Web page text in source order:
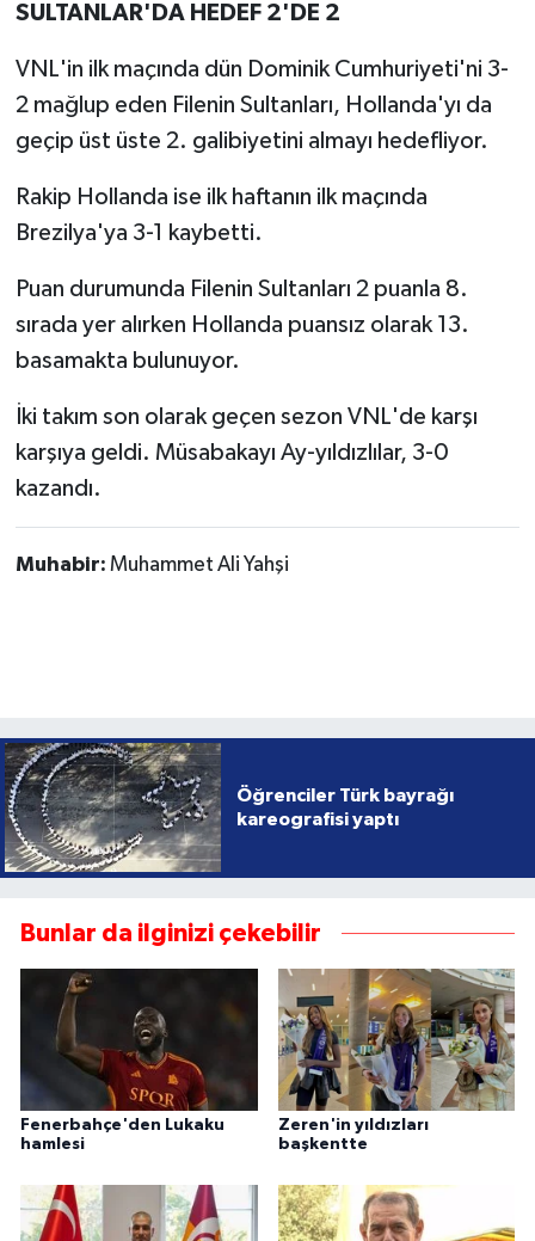
SULTANLAR'DA HEDEF 2'DE 2
VNL'in ilk maçında dün Dominik Cumhuriyeti'ni 3-
2 mağlup eden Filenin Sultanları, Hollanda'yı da
geçip üst üste 2. galibiyetini almayı hedefliyor.
Rakip Hollanda ise ilk haftanın ilk maçında
Brezilya'ya 3-1 kaybetti.
Puan durumunda Filenin Sultanları 2 puanla 8.
sırada yer alırken Hollanda puansız olarak 13.
basamakta bulunuyor.
İki takım son olarak geçen sezon VNL'de karşı
karşıya geldi. Müsabakayı Ay-yıldızlılar, 3-0
kazandı.
Muhabir: Muhammet Ali Yahşi
Öğrenciler Türk bayrağı
kareografisi yaptı
Bunlar da ilginizi çekebilir
Fenerbahçe'den Lukaku
hamlesi
Zeren'in yıldızları
başkentte